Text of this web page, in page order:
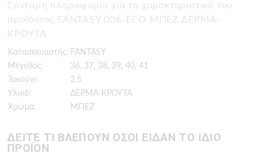
Σύντομη πληροφορία για τα χαρακτηριστικά του
προϊόντος FANTASY 006-ECO ΜΠΕΖ ΔΕΡΜΑ-
ΚΡΟΥΤΑ
Κατασκευαστής: FANTASY
Μέγεθος:
36, 37, 38, 39, 40, 41
Τακούνι:
2.5
Υλικό:
ΔΕΡΜΑ-ΚΡΟΥΤΑ
Χρώμα:
ΜΠΕΖ
ΔΕΙΤΕ ΤΙ ΒΛΕΠΟΥΝ ΟΣΟΙ ΕΙΔΑΝ ΤΟ ΙΔΙΟ
ΠΡΟΪΟΝ